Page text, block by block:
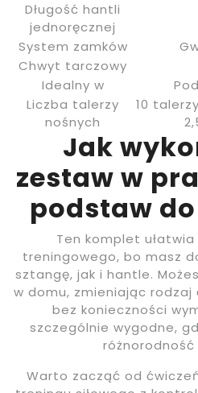
Długość hantli
jednoręcznej
System zamków
Chwyt tarczowy
Idealny w
Liczba talerzy
nośnych
10
Jak
zestaw w
podstaw
Ten komplet ułatwia
treningowego, bo masz
sztangę, jak i hantle.
w domu, zmieniając rodzaj
bez konieczności
szczególnie wygodne,
Warto zacząć od